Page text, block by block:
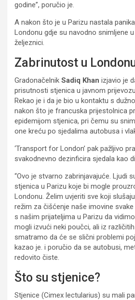
godine”, poručio je.
A nakon što je u Parizu nastala
Londonu gdje su navodno snimljene
željeznici.
Zabrinutost u
Gradonačelnik Sadiq Khan izjavio je
prisutnosti stjenica u javnom
Rekao je i da je bio u kontaktu s
nakon što je francuska prijestolnica
epidemijom stjenica, pri čemu su
one kreću po sjedalima autobusa i
‘Transport for London’ pak pažljivo
svakodnevno dezinficira sjedala kao
“Ovo je stvarno zabrinjavajuće. Ljudi
stjenica u Parizu koje bi mogle
Londonu. Želim uvjeriti sve koji
režim za čišćenje naše imovine
s našim prijateljima u Parizu da
mogli izvući neki poučci, ali iz
smatramo da će se slični problemi
kazao je. i poručio da se autobusi,
redovito čiste.
Što su stjenice?
Stjenice (Cimex lectularius) su mali